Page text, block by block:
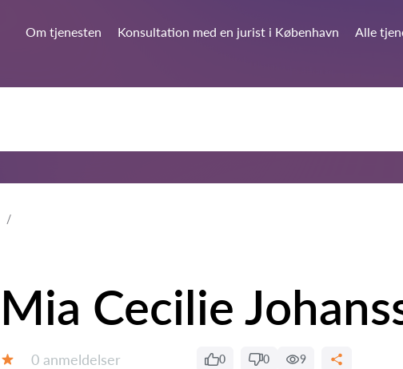
Om tjenesten Konsultation med en jurist i København Alle
Mia Cecilie
Anmeldelser:
0 anmeldelser 0 0 9